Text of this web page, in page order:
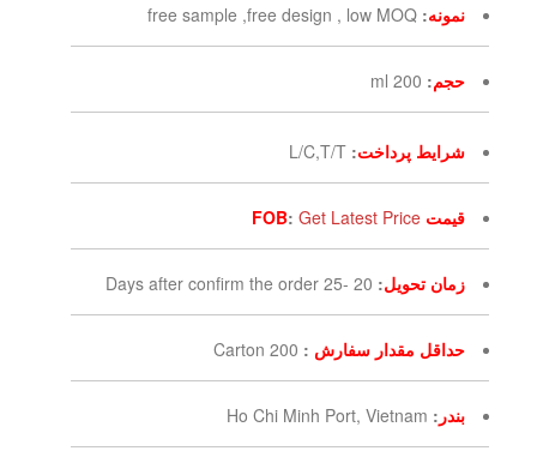
نمونه:
free sample ,free design , low MOQ
حجم:
200 ml
شرایط پرداخت:
L/C,T/T
قیمت FOB : Get Latest Price
زمان تحویل:
20 -25 Days after confirm the order
حداقل مقدار سفارش :
200 Carton
بندر :
Ho Chi Minh Port, Vietnam